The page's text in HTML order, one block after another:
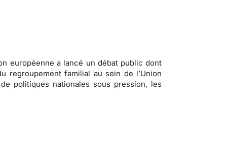
européenne a lancé un débat public dont
regroupement familial au sein de l’Union
politiques nationales sous pression, les